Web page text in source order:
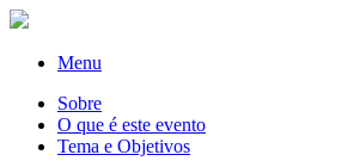
Menu
Sobre
O que é este evento
Tema e Objetivos